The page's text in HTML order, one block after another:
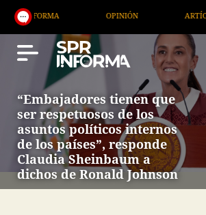
OPINIÓN ARTÍCULOS
“Embajadores tienen que
ser respetuosos de los
asuntos políticos internos
de los países”, responde
Claudia Sheinbaum a
dichos de Ronald Johnson